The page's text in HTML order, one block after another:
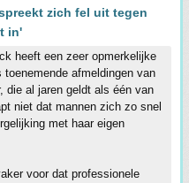
zich fel uit tegen
in'
heeft een zeer opmerkelijke
afmeldingen van
die al jaren geldt als één van
niet dat mannen zich zo snel
met haar eigen
voor dat professionele